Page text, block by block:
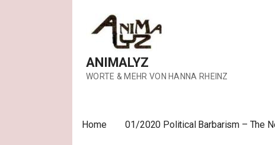
ANIMALYZ
WORTE & MEHR VON HANNA RHEINZ
Home 01/2020 Political Barbarism – The